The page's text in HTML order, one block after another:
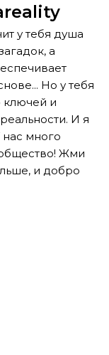
у тебя душа
а
Но у тебя
ключей и
И я
нас много
Жми
и добро